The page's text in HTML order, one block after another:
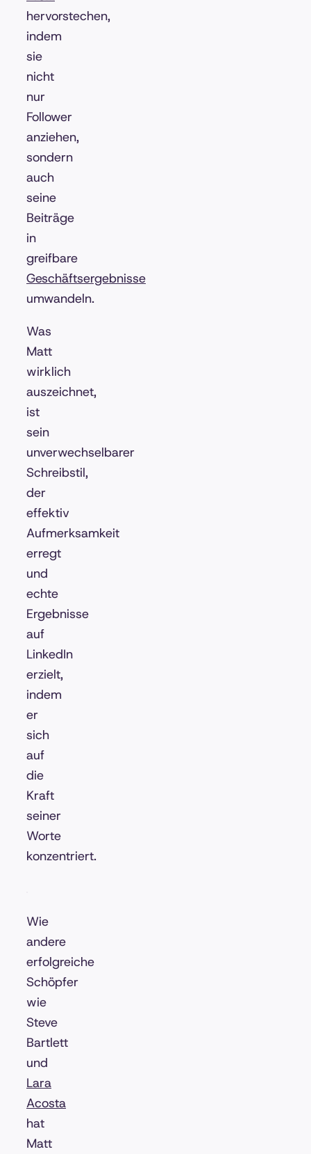
hervorstechen,
indem
sie
nicht
nur
Follower
anziehen,
sondern
auch
seine
Beiträge
in
greifbare
Geschäftsergebnisse
umwandeln.
Was
Matt
wirklich
auszeichnet,
ist
sein
unverwechselbarer
Schreibstil,
der
effektiv
Aufmerksamkeit
erregt
und
echte
Ergebnisse
auf
LinkedIn
erzielt,
indem
er
sich
auf
die
Kraft
seiner
Worte
konzentriert.
Wie
andere
erfolgreiche
Schöpfer
wie
Steve
Bartlett
und
Lara
Acosta
hat
Matt